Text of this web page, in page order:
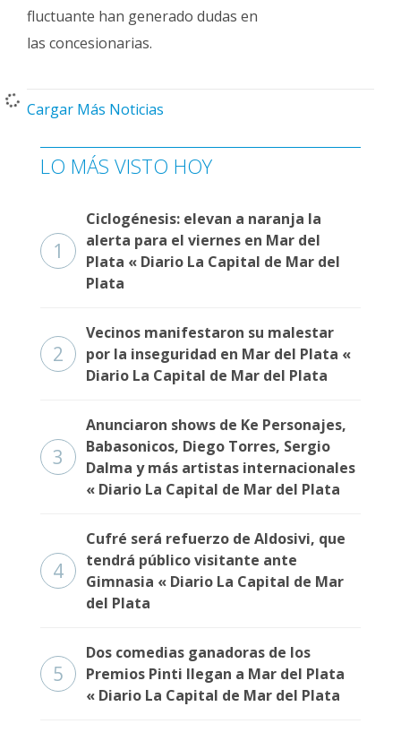
fluctuante han generado dudas en
las concesionarias.
Cargar Más Noticias
LO MÁS VISTO HOY
1
Ciclogénesis: elevan a naranja la
alerta para el viernes en Mar del
Plata « Diario La Capital de Mar del
Plata
2
Vecinos manifestaron su malestar
por la inseguridad en Mar del Plata «
Diario La Capital de Mar del Plata
3
Anunciaron shows de Ke Personajes,
Babasonicos, Diego Torres, Sergio
Dalma y más artistas internacionales
« Diario La Capital de Mar del Plata
4
Cufré será refuerzo de Aldosivi, que
tendrá público visitante ante
Gimnasia « Diario La Capital de Mar
del Plata
5
Dos comedias ganadoras de los
Premios Pinti llegan a Mar del Plata
« Diario La Capital de Mar del Plata